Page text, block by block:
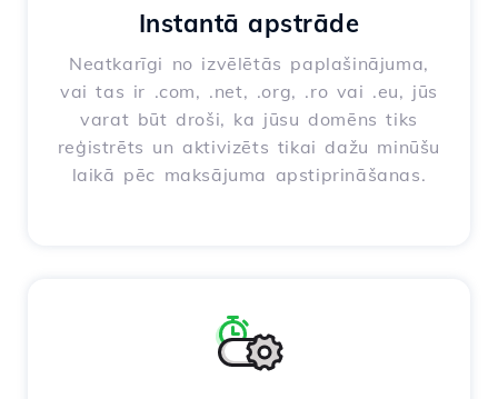
Instantā apstrāde
Neatkarīgi no izvēlētās paplašinājuma,
vai tas ir .com, .net, .org, .ro vai .eu, jūs
varat būt droši, ka jūsu domēns tiks
reģistrēts un aktivizēts tikai dažu minūšu
laikā pēc maksājuma apstiprināšanas.